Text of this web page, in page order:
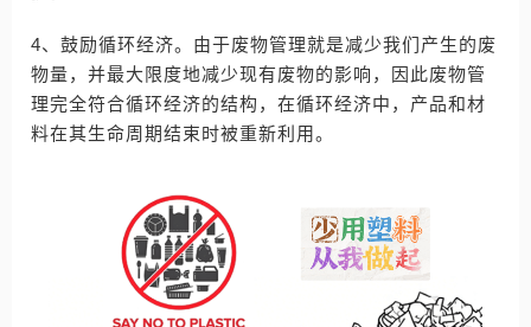
4、鼓励循环经济。由于废物管理就是减少我们产生的废
物量，并最大限度地减少现有废物的影响，因此废物管
理完全符合循环经济的结构，在循环经济中，产品和材
料在其生命周期结束时被重新利用。